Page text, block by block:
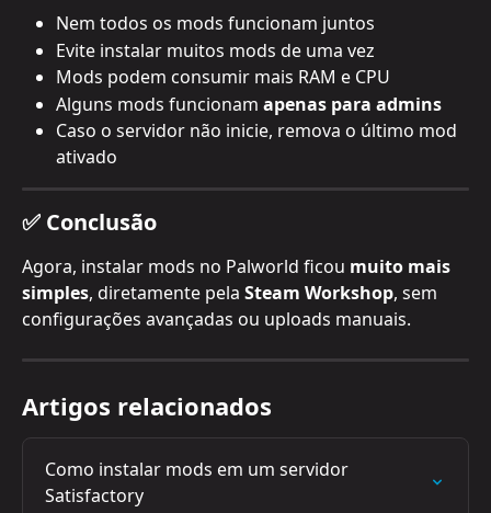
Nem todos os mods funcionam juntos
Evite instalar muitos mods de uma vez
Mods podem consumir mais RAM e CPU
Alguns mods funcionam apenas para admins
Caso o servidor não inicie, remova o último mod
ativado
✅ Conclusão
Agora, instalar mods no Palworld ficou muito mais
simples, diretamente pela Steam Workshop, sem
configurações avançadas ou uploads manuais.
Artigos relacionados
Como instalar mods em um servidor
Satisfactory